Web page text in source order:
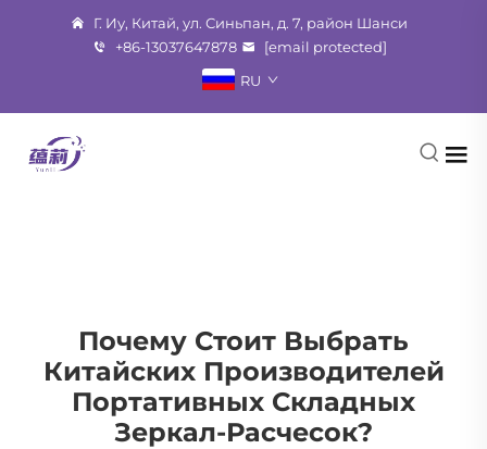
Г. Иу, Китай, ул. Синьпан, д. 7, район Шанси
+86-13037647878
[email protected]
RU
Почему Стоит Выбрать
Китайских Производителей
Портативных Складных
Зеркал-Расчесок?